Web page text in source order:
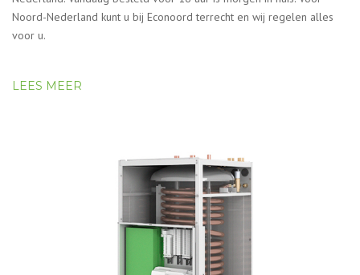
Noord-Nederland kunt u bij Econoord terrecht en wij regelen alles
voor u.
LEES MEER